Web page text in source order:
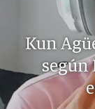
Kun
según